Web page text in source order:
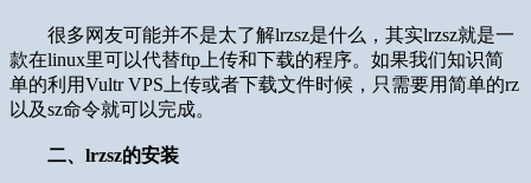
很多网友可能并不是太了解lrzsz是什么，其实lrzsz就是一
款在linux里可以代替ftp上传和下载的程序。如果我们知识简
单的利用Vultr VPS上传或者下载文件时候，只需要用简单的rz
以及sz命令就可以完成。
二、lrzsz的安装